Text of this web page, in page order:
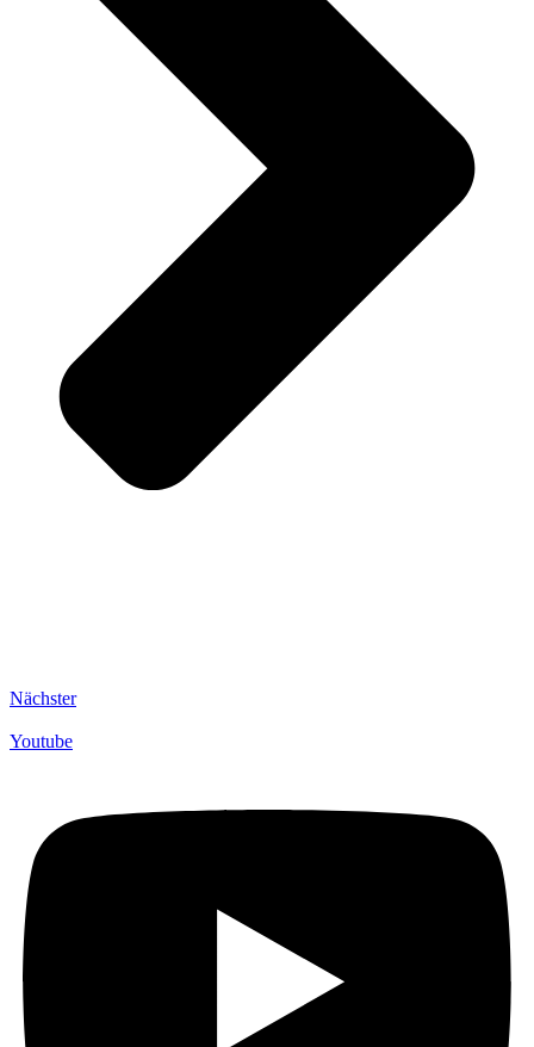
Nächster
Youtube